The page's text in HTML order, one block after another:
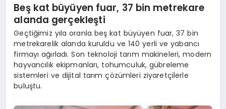
Beş kat büyüyen fuar, 37 bin metrekare
alanda gerçekleşti
Geçtiğimiz yıla oranla beş kat büyüyen fuar, 37 bin
metrekarelik alanda kuruldu ve 140 yerli ve yabancı
firmayı ağırladı. Son teknoloji tarım makineleri, modern
hayvancılık ekipmanları, tohumculuk, gübreleme
sistemleri ve dijital tarım çözümleri ziyaretçilerle
buluştu.